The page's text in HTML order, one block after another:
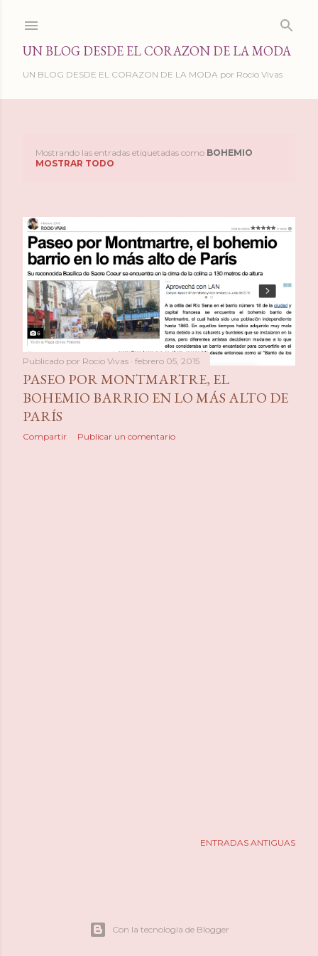
UN BLOG DESDE EL CORAZON DE LA MODA
UN BLOG DESDE EL CORAZON DE LA MODA por Rocio Vivas
t
r
a
d
a
s
Mostrando las entradas etiquetadas como BOHEMIO
MOSTRAR TODO
Publicado por Rocio Vivas febrero 05, 2015
PASEO POR MONTMARTRE, EL
BOHEMIO BARRIO EN LO MÁS ALTO DE
PARÍS
Compartir Publicar un comentario
ENTRADAS ANTIGUAS
Con la tecnología de Blogger